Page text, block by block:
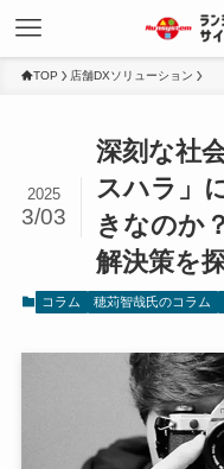
TOP 店舗DXソリューション
深刻な社
スハラ」
きなのか
解決策を
2025
3/03
コラム 穂苅智哉氏のコラム